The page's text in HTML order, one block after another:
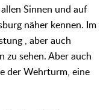
Sinnen und auf
näher kennen. Im
, aber auch
zu sehen. Aber auch
der Wehrturm, eine